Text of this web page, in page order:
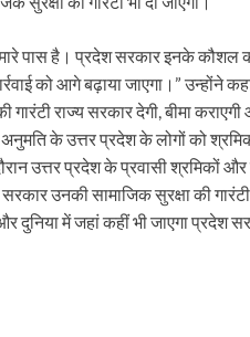
पास है। प्रदेश सरकार इनके कौशल
को आगे बढ़ाया जाएगा।” उन्होंने
राज्य सरकार देगी, बीमा
अनुमति के उत्तर प्रदेश के लोगों को
उत्तर प्रदेश के प्रवासी श्रमिकों और
उनकी सामाजिक सुरक्षा की
दुनिया में जहां कहीं भी जाएगा